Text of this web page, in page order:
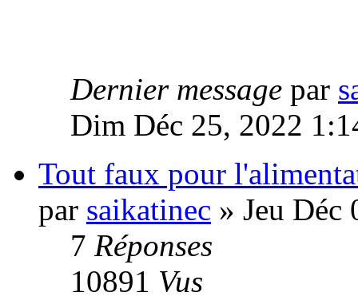
Dernier message par
Dim Déc 25, 2022
Tout faux pour
par saikatinec » Jeu Déc
7 Réponses
10891 Vus